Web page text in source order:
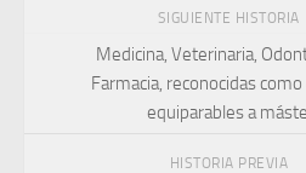
SIGUIENTE HISTORIA
Medicina, Veterinaria,
Farmacia, reconocidas
equiparables a
HISTORIA PREVIA